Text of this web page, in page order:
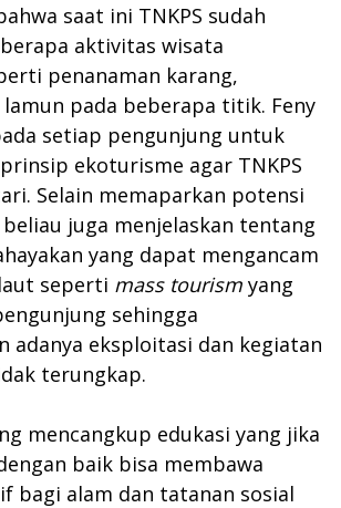
saat ini TNKPS sudah
aktivitas wisata
penanaman karang,
pada beberapa titik. Feny
setiap pengunjung untuk
ekoturisme agar TNKPS
Selain memaparkan potensi
beliau juga menjelaskan tentang
yang dapat mengancam
seperti mass tourism yang
sehingga
adanya eksploitasi dan kegiatan
terungkap.
mencangkup edukasi yang jika
baik bisa membawa
bagi alam dan tatanan sosial